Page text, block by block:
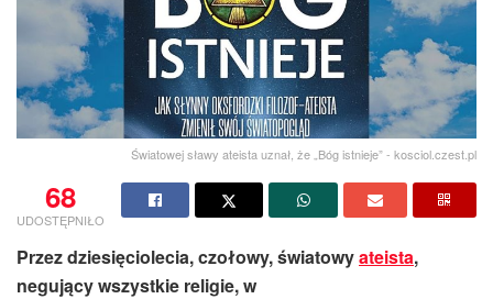
Światowej sławy ateista uznał, że „Bóg istnieje” - kosciol.czest.pl
68
UDOSTĘPNIŁO
Przez dziesięciolecia, czołowy, światowyateista,
negujący wszystkie religie, w